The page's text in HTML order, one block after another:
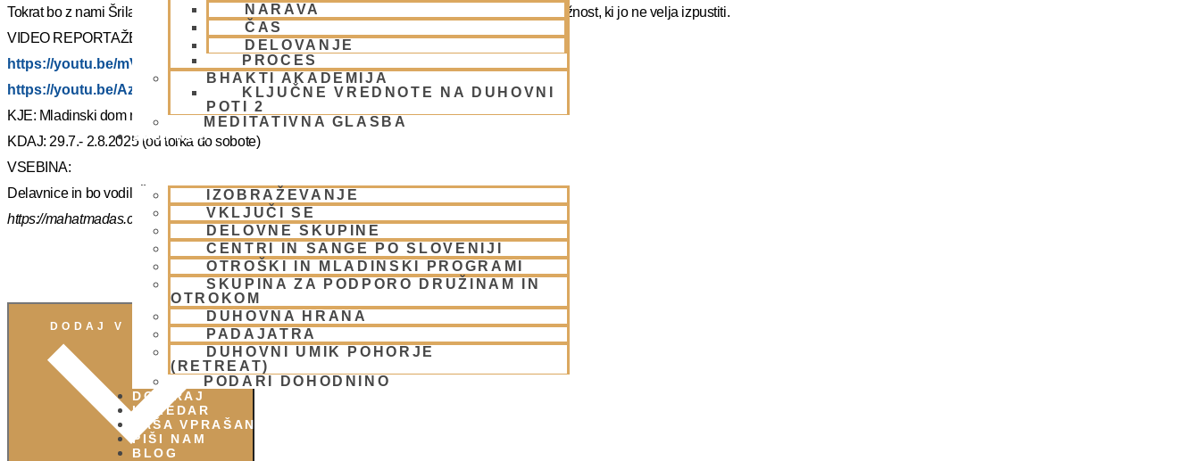
NARAVA
ČAS
DELOVANJE
PROCES
BHAKTI AKADEMIJA
KLJUČNE VREDNOTE NA DUHOVNI
POTI 2
MEDITATIVNA GLASBA
SKUPNOST
IZOBRAŽEVANJE
VKLJUČI SE
DELOVNE SKUPINE
CENTRI IN SANGE PO SLOVENIJI
OTROŠKI IN MLADINSKI PROGRAMI
SKUPINA ZA PODPORO DRUŽINAM IN
OTROKOM
DUHOVNA HRANA
PADAJATRA
DUHOVNI UMIK POHORJE
(RETREAT)
PODARI DOHODNINO
DONIRAJ
KOLEDAR
VAŠA VPRAŠANJA
PIŠI NAM
BLOG
Tokrat bo z nami Šrila Prabhupadov učenec, duhovni učitelj NM Mahatma prabhu. Redka priložnost, ki jo ne velja izpustiti.
VIDEO REPORTAŽE IZ PREJŠNIH UMIKOV – KLIKNI 🙂
https://youtu.be/mVmx_h4mTCc?si=iYB7KXEdqz7Nz2is
https://youtu.be/AziuZJyrho4?si=Zr5a_H8Hj-X888vW
KJE: Mladinski dom na Smolniku (mariborsko Pohorje)
KDAJ: 29.7.- 2.8.2025 (od torka do sobote)
VSEBINA:
Delavnice in bo vodil, Šrila Prabhupadov učenec NM Mahatma prabhu
https://mahatmadas.com
DODAJ V KOLEDAR